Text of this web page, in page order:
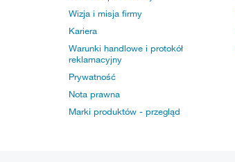
Wizja i misja firmy
Kariera
Warunki handlowe i protokół
reklamacyjny
Prywatność
Nota prawna
Marki produktów - przegląd